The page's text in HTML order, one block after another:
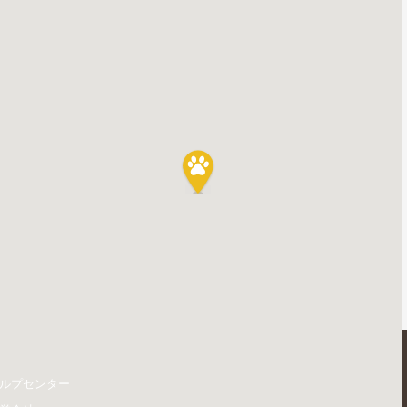
プセンター